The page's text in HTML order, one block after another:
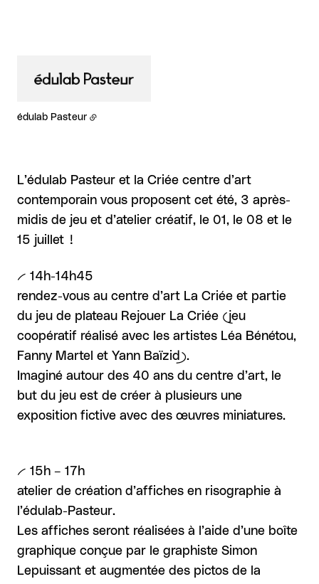
édulab Pasteur
L’édulab Pasteur et la Criée centre d’art
contemporain vous proposent cet été, 3 après-
midis de jeu et d’atelier créatif, le 01, le 08 et le
15 juillet !
-- 14h-14h45
rendez-vous au centre d’art La Criée et partie
du jeu de plateau Rejouer La Criée (jeu
coopératif réalisé avec les artistes Léa Bénétou,
Fanny Martel et Yann Baïzid).
​Imaginé autour des 40 ans du centre d’art, le
but du jeu est de créer à plusieurs une
exposition fictive avec des œuvres miniatures.
-- 15h – 17h
atelier de création d’affiches en risographie à
l’édulab-Pasteur.
​Les affiches seront réalisées à l’aide d’une boîte
graphique conçue par le graphiste Simon
Lepuissant et augmentée des pictos de la